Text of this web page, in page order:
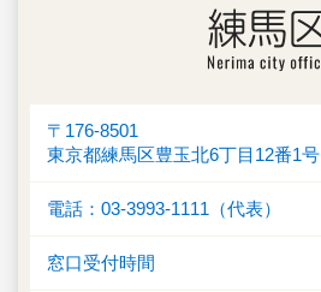
〒176-8501
東京都練馬区豊玉北6丁目12番1号
電話：03-3993-1111（代表）
窓口受付時間